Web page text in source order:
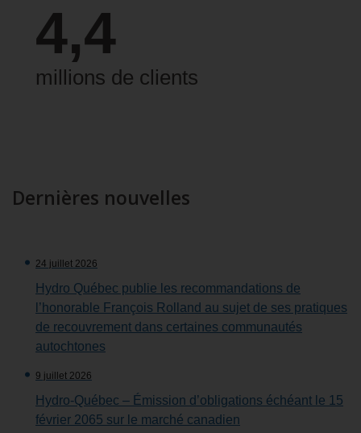
4,4
millions de clients
Dernières nouvelles
24 juillet 2026
Hydro Québec publie les recommandations de
l’honorable François Rolland au sujet de ses pratiques
de recouvrement dans certaines communautés
autochtones
9 juillet 2026
Hydro-Québec – Émission d’obligations échéant le 15
février 2065 sur le marché canadien